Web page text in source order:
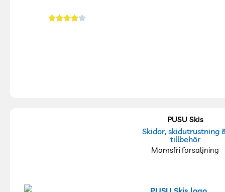
PUSU Skis
Skidor, skidutrustning
tillbehör
Momsfri försäljning